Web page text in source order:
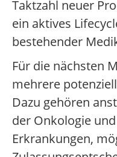
Taktzahl neuer
ein aktives
bestehender
Für die nächsten
mehrere
Dazu gehören
der Onkologie
Erkrankungen,